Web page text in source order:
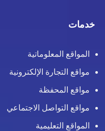
خدمات
المواقع المعلوماتية
مواقع التجارة الإلكترونية
مواقع المحفظة
مواقع التواصل الاجتماعي
المواقع التعليمية